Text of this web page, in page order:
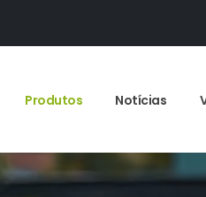
Produtos Notícias